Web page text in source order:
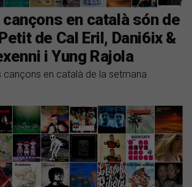
en català són de
de Cal Eril, Dani6ix &
i Yung Rajola
cançons en català de la setmana